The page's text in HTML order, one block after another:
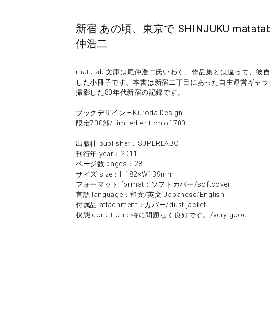
新宿 あの頃、東京で SHINJUKU
仲浩二
matatabi文庫は尾仲浩二氏いわく、作品集とは違って、彼
した小冊子です。本書は新宿二丁目にあった自主運営ギャ
撮影した80年代新宿の記録です。
ブックデザイン＝Kuroda Design
限定700部/Limited edition of 700
出版社 publisher：SUPERLABO
刊行年 year：2011
ページ数 pages：28
サイズ size：H182×W139mm
フォーマット format：ソフトカバー/softcover
言語 language：和文/英文-Japanese/English
付属品 attachment：カバー/dust jacket
状態 condition：特に問題なく良好です。/very good